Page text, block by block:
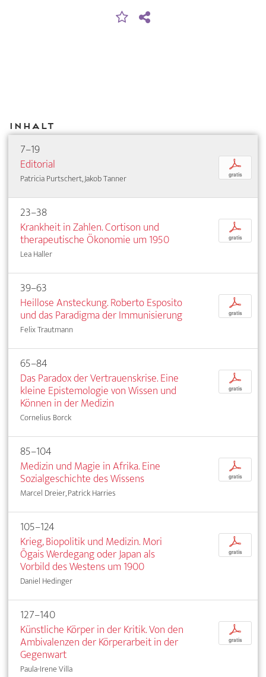
Inhalt
7–19
Editorial
Patricia Purtschert, Jakob Tanner
p
gratis
23–38
Krankheit in Zahlen. Cortison und
therapeutische Ökonomie um 1950
Lea Haller
p
gratis
39–63
Heillose Ansteckung. Roberto Esposito
und das Paradigma der Immunisierung
Felix Trautmann
p
gratis
65–84
Das Paradox der Vertrauenskrise. Eine
kleine Epistemologie von Wissen und
Können in der Medizin
Cornelius Borck
p
gratis
85–104
Medizin und Magie in Afrika. Eine
Sozialgeschichte des Wissens
Marcel Dreier, Patrick Harries
p
gratis
105–124
Krieg, Biopolitik und Medizin. Mori
Ōgais Werdegang oder Japan als
Vorbild des Westens um 1900
Daniel Hedinger
p
gratis
127–140
Künstliche Körper in der Kritik. Von den
Ambivalenzen der Körperarbeit in der
Gegenwart
Paula-Irene Villa
p
gratis